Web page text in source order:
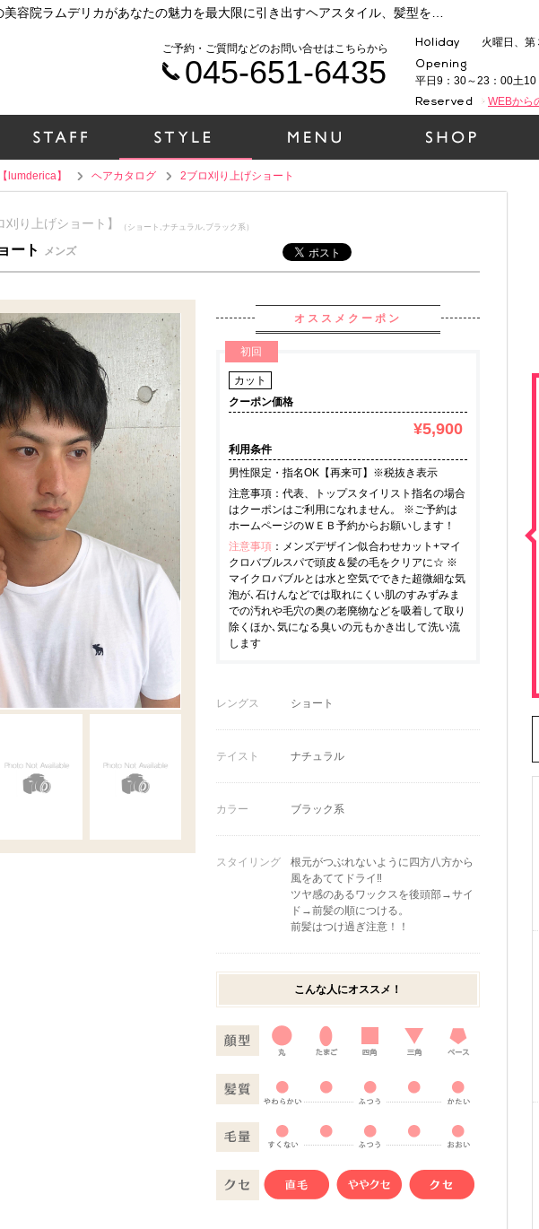
火曜日、第
平日9：30～23：00土
WEBから
ご予約・ご質問などのお問い合せはこちらから
045-651-6435
lumderica】 ヘアカタログ 2ブロ刈り上げショート
り上げショート】 （ショート,ナチュラル,ブラック系）
ート メンズ
オススメクーポン
初回
カット
クーポン価格
¥5,900
利用条件
男性限定・指名OK【再来可】※税抜き表示
注意事項：代表、トップスタイリスト指名の場合
はクーポンはご利用になれません。 ※ご予約は
ホームページのＷＥＢ予約からお願いします！
注意事項 ：メンズデザイン似合わせカット+マイ
クロバブルスパで頭皮＆髪の毛をクリアに☆ ※
マイクロバブルとは水と空気でできた超微細な気
泡が､石けんなどでは取れにくい肌のすみずみま
での汚れや毛穴の奥の老廃物などを吸着して取り
除くほか､気になる臭いの元もかき出して洗い流
します
レングス ショート
テイスト ナチュラル
カラー ブラック系
スタイリング
根元がつぶれないように四方八方から
風をあててドライ‼️
ツヤ感のあるワックスを後頭部→サイ
ド→前髪の順につける。
前髪はつけ過ぎ注意！！
こんな人にオススメ！